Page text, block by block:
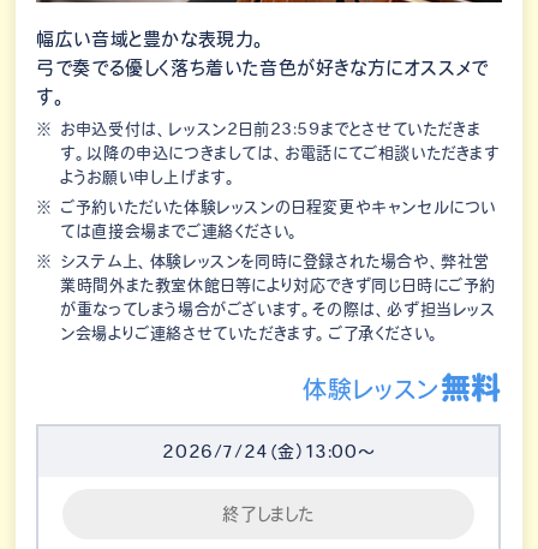
幅広い音域と豊かな表現力。
弓で奏でる優しく落ち着いた音色が好きな方にオススメで
す。
お申込受付は、レッスン2日前23:59までとさせていただきま
す。以降の申込につきましては、お電話にてご相談いただきます
ようお願い申し上げます。
ご予約いただいた体験レッスンの日程変更やキャンセルについ
ては直接会場までご連絡ください。
システム上、体験レッスンを同時に登録された場合や、弊社営
業時間外また教室休館日等により対応できず同じ日時にご予約
が重なってしまう場合がございます。その際は、必ず担当レッス
ン会場よりご連絡させていただきます。ご了承ください。
体験レッスン 無料
2026/7/24（金）13:00～
終了しました